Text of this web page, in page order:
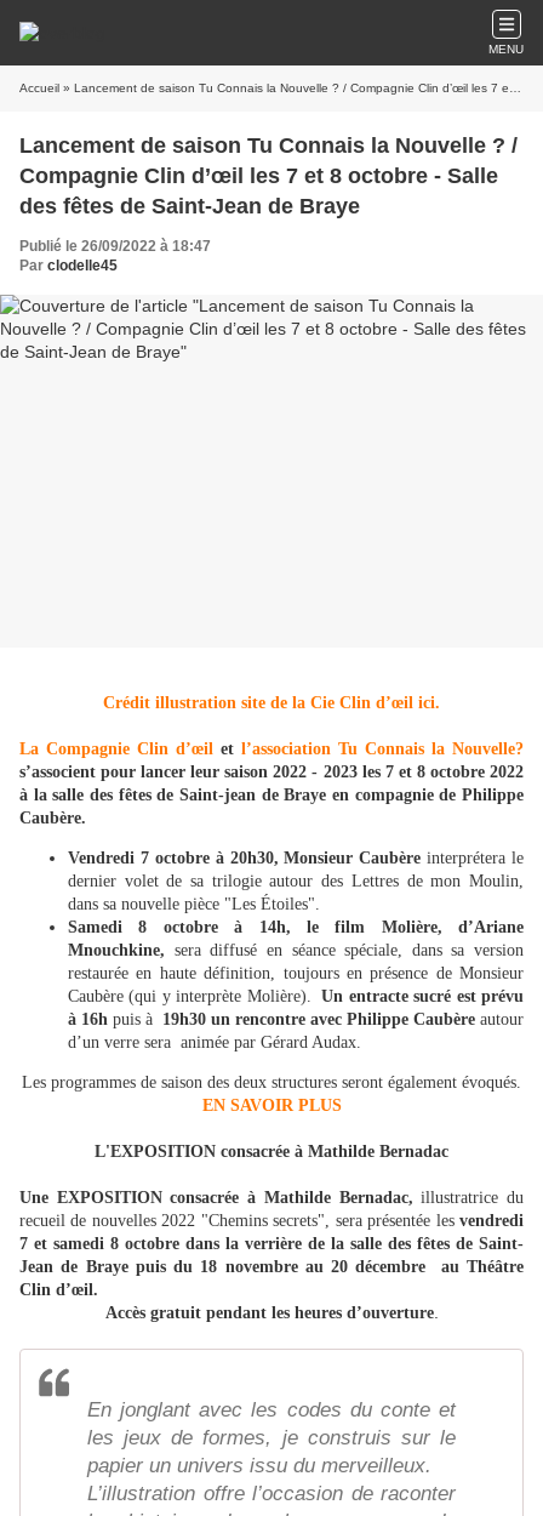
MENU
Accueil » Lancement de saison Tu Connais la Nouvelle ? / Compagnie Clin d’œil les 7 et 8 octobre - Salle des fêtes de Saint-Jean de Braye
Lancement de saison Tu Connais la Nouvelle ? /
Compagnie Clin d’œil les 7 et 8 octobre - Salle
des fêtes de Saint-Jean de Braye
Publié le 26/09/2022 à 18:47
Par clodelle45
Crédit illustration site de la Cie Clin d’œil ici.
La Compagnie Clin d’œil et l’association Tu Connais la Nouvelle?
s’associent pour lancer leur saison 2022 - 2023 les 7 et 8 octobre 2022
à la salle des fêtes de Saint-jean de Braye en compagnie de Philippe
Caubère.
Vendredi 7 octobre à 20h30, Monsieur Caubère interprétera le
dernier volet de sa trilogie autour des Lettres de mon Moulin,
dans sa nouvelle pièce "Les Étoiles".
Samedi 8 octobre à 14h, le film Molière, d’Ariane
Mnouchkine, sera diffusé en séance spéciale, dans sa version
restaurée en haute définition, toujours en présence de Monsieur
Caubère (qui y interprète Molière). Un entracte sucré est prévu
à 16h puis à 19h30 un rencontre avec Philippe Caubère autour
d’un verre sera animée par Gérard Audax.
Les programmes de saison des deux structures seront également évoqués.
EN SAVOIR PLUS
L'EXPOSITION consacrée à Mathilde Bernadac
Une EXPOSITION consacrée à Mathilde Bernadac, illustratrice du
recueil de nouvelles 2022 "Chemins secrets", sera présentée les vendredi
7 et samedi 8 octobre dans la verrière de la salle des fêtes de Saint-
Jean de Braye puis du 18 novembre au 20 décembre au Théâtre
Clin d’œil.
Accès gratuit pendant les heures d’ouverture.
En jonglant avec les codes du conte et
les jeux de formes, je construis sur le
papier un univers issu du merveilleux.
L’illustration offre l’occasion de raconter